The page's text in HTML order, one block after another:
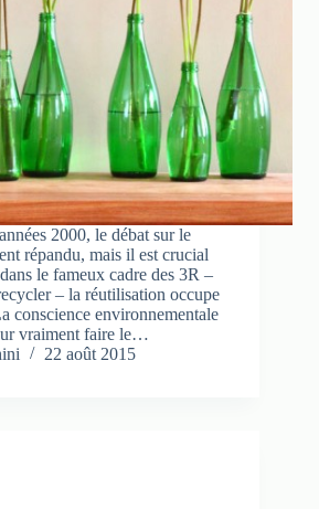
2000, le débat sur le
répandu, mais il est crucial
le fameux cadre des 3R –
– la réutilisation occupe
conscience environnementale
vraiment faire le…
22 août 2015